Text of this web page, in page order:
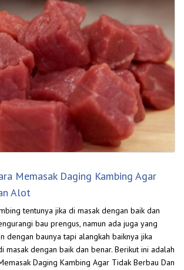
Memasak Daging Kambing Agar
Alot
tentunya jika di masak dengan baik dan
bau prengus, namun ada juga yang
dengan baunya tapi alangkah baiknya jika
masak dengan baik dan benar. Berikut ini adalah
Daging Kambing Agar Tidak Berbau Dan